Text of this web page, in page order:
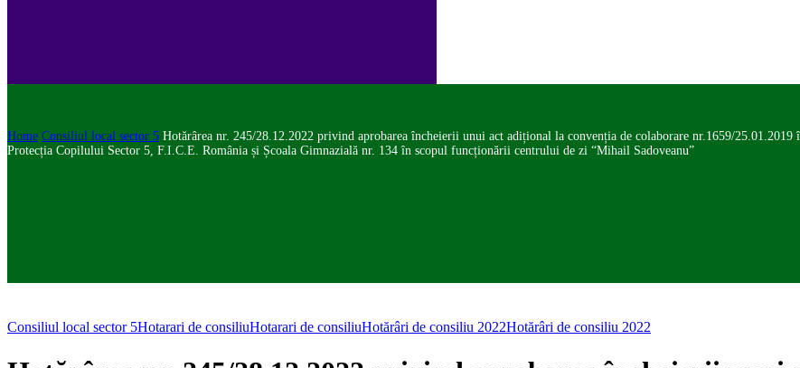
Home Consiliul local sector 5 Hotărârea nr. 245/28.12.2022 privind aprobarea încheierii unui act adițional la convenția de colaborare nr.1659/
Protecția Copilului Sector 5, F.I.C.E. România și Școala Gimnazială nr. 134 în scopul funcționării centrului de zi “Mihail Sadoveanu”
Consiliul local sector 5Hotarari de consiliuHotarari de consiliuHotărâri de consiliu 2022Hotărâri de consiliu 2022